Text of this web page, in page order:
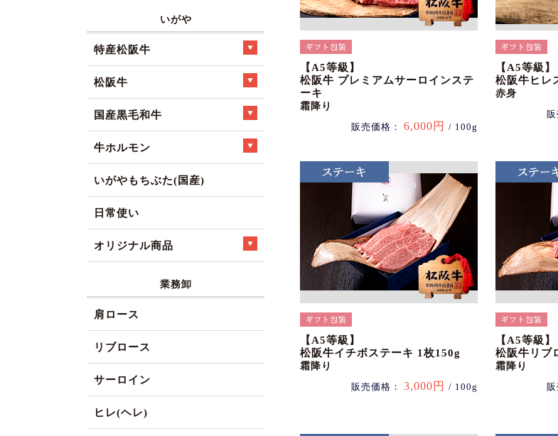
【A5等級】
松阪牛 プレミアムサーロインステ
ーキ
霜降り
販売価格： 6,000円 / 100g
【A5等級】
松阪牛ヒレ
赤身
販
【A5等級】
松阪牛イチボステーキ 1枚150g
霜降り
販売価格： 3,000円 / 100g
【A5等級】
松阪牛リブ
霜降り
販
いがや
特産松阪牛
松阪牛
国産黒毛和牛
牛ホルモン
いがやもちぶた(国産)
日常使い
オリジナル商品
業務卸
肩ロース
リブロース
サーロイン
ヒレ(ヘレ)